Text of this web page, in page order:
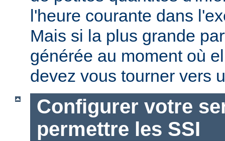
l'heure courante dans
Mais si la plus grande
générée au moment où
devez vous tourner vers
Configurer votre
permettre les SSI